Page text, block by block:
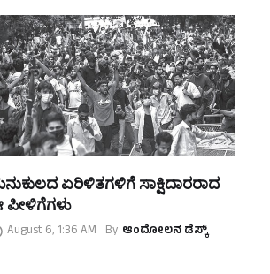
ಏರಿಳಿತಗಳಿಗೆ ಸಾಕ್ಷಿದಾರರಾದ
August 6, 1:36 AM By ಆಂದೋಲನ ಡೆಸ್ಕ್